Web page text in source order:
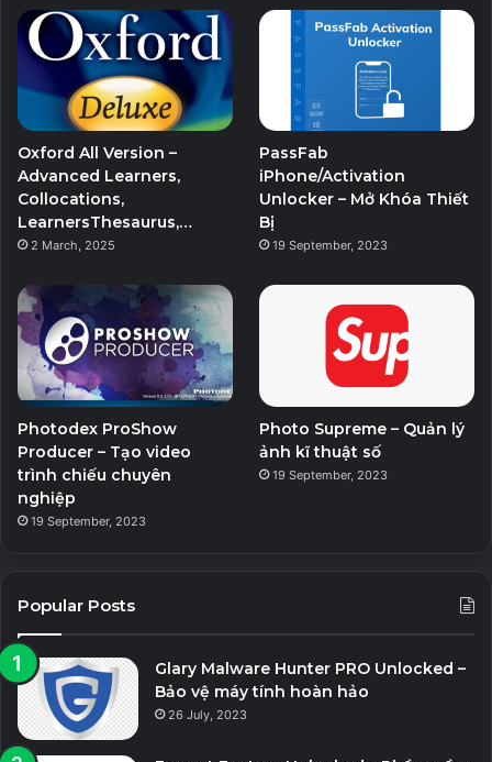
b
o
o
r
e
r
a
Oxford All Version –
Advanced Learners,
Collocations,
LearnersThesaurus,…
2 March, 2025
PassFab
iPhone/Activation
Unlocker – Mở Khóa Thiết
Bị
19 September, 2023
Photodex ProShow
Producer – Tạo video
trình chiếu chuyên
nghiệp
19 September, 2023
Photo Supreme – Quản lý
ảnh kĩ thuật số
19 September, 2023
Popular Posts
Glary Malware Hunter PRO Unlocked –
Bảo vệ máy tính hoàn hảo
26 July, 2023